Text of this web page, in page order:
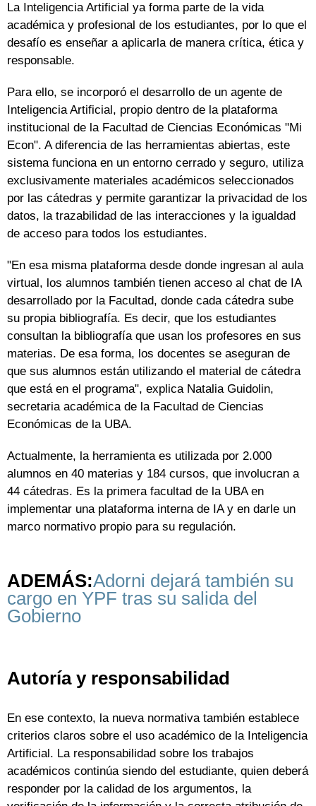
La Inteligencia Artificial ya forma parte de la vida
académica y profesional de los estudiantes, por lo que el
desafío es enseñar a aplicarla de manera crítica, ética y
responsable.
Para ello, se incorporó el desarrollo de un agente de
Inteligencia Artificial, propio dentro de la plataforma
institucional de la Facultad de Ciencias Económicas "Mi
Econ". A diferencia de las herramientas abiertas, este
sistema funciona en un entorno cerrado y seguro, utiliza
exclusivamente materiales académicos seleccionados
por las cátedras y permite garantizar la privacidad de los
datos, la trazabilidad de las interacciones y la igualdad
de acceso para todos los estudiantes.
"En esa misma plataforma desde donde ingresan al aula
virtual, los alumnos también tienen acceso al chat de IA
desarrollado por la Facultad, donde cada cátedra sube
su propia bibliografía. Es decir, que los estudiantes
consultan la bibliografía que usan los profesores en sus
materias. De esa forma, los docentes se aseguran de
que sus alumnos están utilizando el material de cátedra
que está en el programa", explica Natalia Guidolin,
secretaria académica de la Facultad de Ciencias
Económicas de la UBA.
Actualmente, la herramienta es utilizada por 2.000
alumnos en 40 materias y 184 cursos, que involucran a
44 cátedras. Es la primera facultad de la UBA en
implementar una plataforma interna de IA y en darle un
marco normativo propio para su regulación.
ADEMÁS:Adorni dejará también su
cargo en YPF tras su salida del
Gobierno
Autoría y responsabilidad
En ese contexto, la nueva normativa también establece
criterios claros sobre el uso académico de la Inteligencia
Artificial. La responsabilidad sobre los trabajos
académicos continúa siendo del estudiante, quien deberá
responder por la calidad de los argumentos, la